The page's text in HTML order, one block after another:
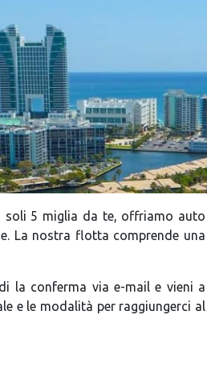
soli 5 miglia da te, offriamo auto
La nostra flotta comprende una
la conferma via e-mail e vieni a
e le modalità per raggiungerci al